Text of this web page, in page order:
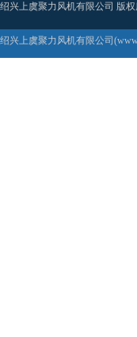
绍兴上虞聚力风机有限公司 版权
绍兴上虞聚力风机有限公司